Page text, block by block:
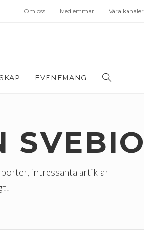
Om oss Medlemmar Våra kanaler
EVENEMANG
SVEBIO
intressanta artiklar